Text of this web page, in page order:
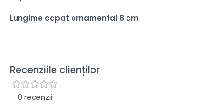
Lungime capat ornamental 8 cm
Recenziile clienților
0 recenzii